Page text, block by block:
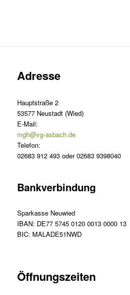
Adresse
Hauptstraße 2
53577 Neustadt (Wied)
E-Mail:
mgh@vg-asbach.de
Telefon:
02683 912 493 oder 02683 9398040
Bankverbindung
Sparkasse Neuwied
IBAN: DE77 5745 0120 0013 0000 13
BIC: MALADE51NWD
Öffnungszeiten